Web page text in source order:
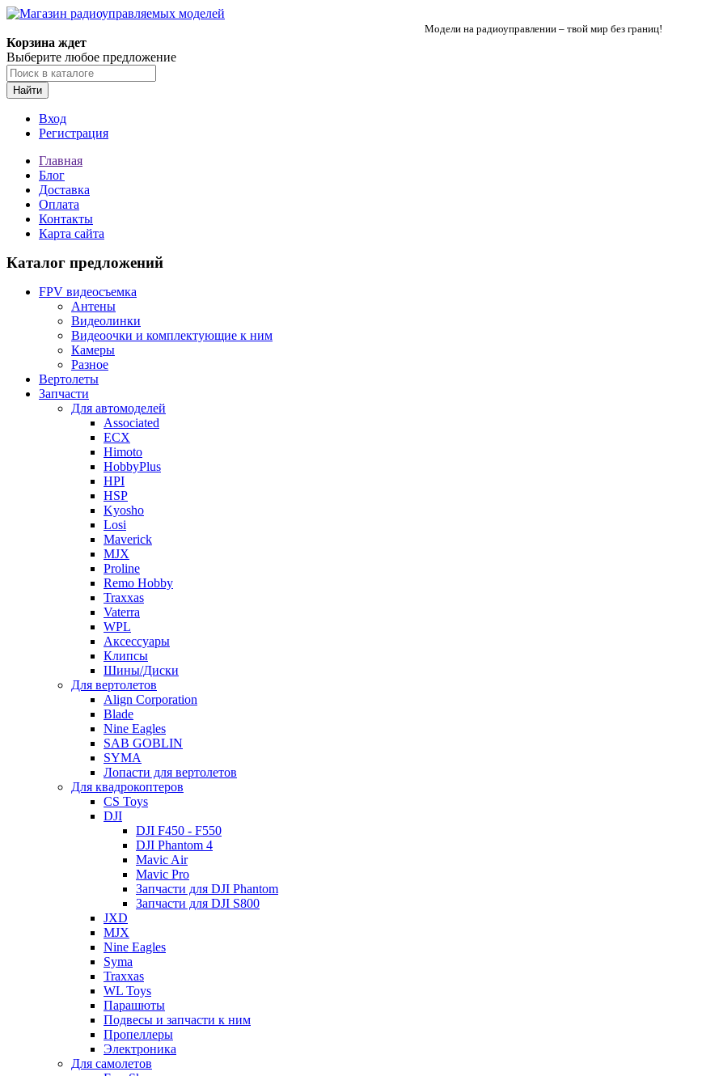
Модели на радиоуправлении – твой мир без границ!
Корзина ждет
Выберите любое предложение
Найти
Вход
Регистрация
Главная
Блог
Доставка
Оплата
Контакты
Карта сайта
Каталог предложений
FPV видеосъемка
Антены
Видеолинки
Видеоочки и комплектующие к ним
Камеры
Разное
Вертолеты
Запчасти
Для автомоделей
Associated
ECX
Himoto
HobbyPlus
HPI
HSP
Kyosho
Losi
Maverick
MJX
Proline
Remo Hobby
Traxxas
Vaterra
WPL
Аксессуары
Клипсы
Шины/Диски
Для вертолетов
Align Corporation
Blade
Nine Eagles
SAB GOBLIN
SYMA
Лопасти для вертолетов
Для квадрокоптеров
CS Toys
DJI
DJI F450 - F550
DJI Phantom 4
Mavic Air
Mavic Pro
Запчасти для DJI Phantom
Запчасти для DJI S800
JXD
MJX
Nine Eagles
Syma
Traxxas
WL Toys
Парашюты
Подвесы и запчасти к ним
Пропеллеры
Электроника
Для самолетов